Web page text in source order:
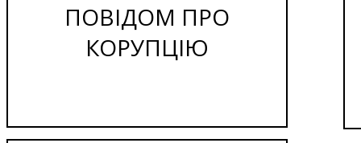
ПОВІДОМ ПРО
КОРУПЦІЮ